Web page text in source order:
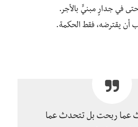
عما ربحت بل تتحدث عما